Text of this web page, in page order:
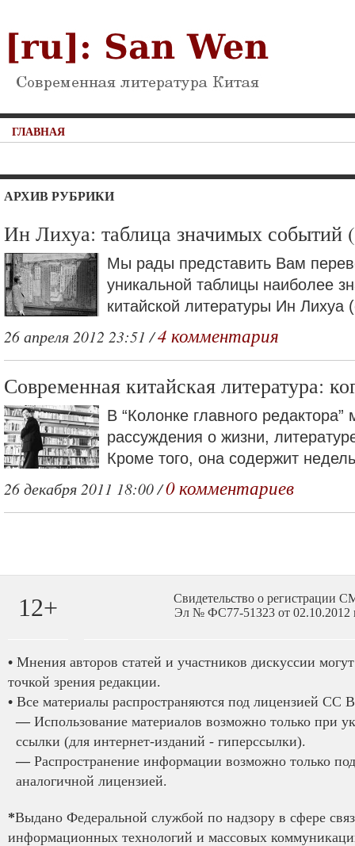
ГЛАВНАЯ
АРХИВ РУБРИКИ
Ин Лихуа: таблица значимых событий
Мы рады представить Вам
уникальной таблицы наиболее
китайской литературы Ин Лихуа
26 апреля 2012 23:51 /4 комментария
Современная китайская литература:
В “Колонке главного редактора”
рассуждения о жизни,
Кроме того, она содержит
26 декабря 2011 18:00 /0 комментариев
12+
Свидетельство о регистрации
Эл № ФС77-51323 от 02.10.2012
• Мнения авторов статей и участников дискуссии
точкой зрения редакции.
• Все материалы распространяются под лицензией CC
—Использование материалов возможно только при
ссылки (для интернет-изданий - гиперссылки).
—Распространение информации возможно только
аналогичной лицензией.
*Выдано Федеральной службой по надзору в сфере
информационных технологий и массовых